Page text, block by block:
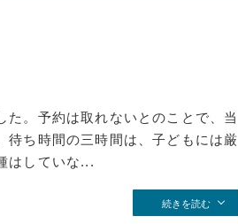
。予約は取れないとのことで、当
待ち時間の三時間は、子どもには厳
はしていな...
続きを読む